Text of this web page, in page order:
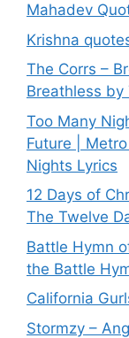
Mahadev
Krishna
The Corrs –
Breathless by
Too Many
Future |
Nights Lyrics
12 Days of
The Twelve
Battle Hymn
the Battle
California
Stormzy –